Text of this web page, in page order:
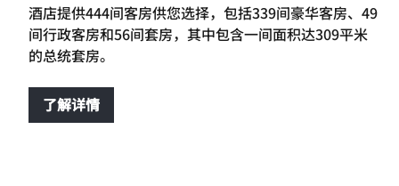
酒店提供444间客房供您选择，包括339间豪华客房、49
间行政客房和56间套房，其中包含一间面积达309平米
的总统套房。
了解详情